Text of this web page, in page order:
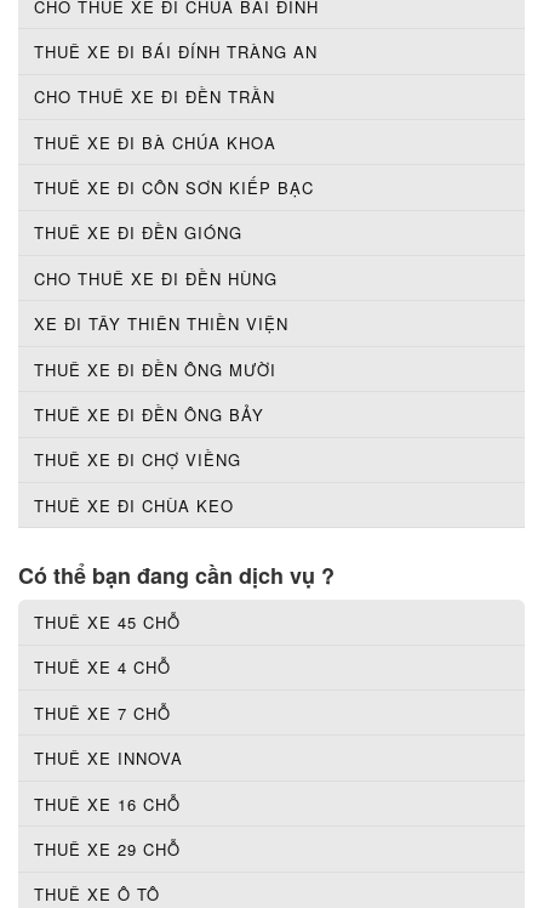
CHO THUÊ XE ĐI CHÙA BÁI ĐÍNH
THUÊ XE ĐI BÁI ĐÍNH TRÀNG AN
CHO THUÊ XE ĐI ĐỀN TRẦN
THUÊ XE ĐI BÀ CHÚA KHOA
THUÊ XE ĐI CÔN SƠN KIẾP BẠC
THUÊ XE ĐI ĐỀN GIÓNG
CHO THUÊ XE ĐI ĐỀN HÙNG
XE ĐI TÂY THIÊN THIỀN VIỆN
THUÊ XE ĐI ĐỀN ÔNG MƯỜI
THUÊ XE ĐI ĐỀN ÔNG BẢY
THUÊ XE ĐI CHỢ VIỀNG
THUÊ XE ĐI CHÙA KEO
Có thể bạn đang cần dịch vụ ?
THUÊ XE 45 CHỖ
THUÊ XE 4 CHỖ
THUÊ XE 7 CHỖ
THUÊ XE INNOVA
THUÊ XE 16 CHỖ
THUÊ XE 29 CHỖ
THUÊ XE Ô TÔ